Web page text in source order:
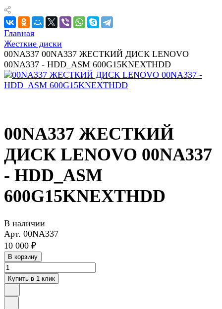
Главная
Жесткие диски
00NA337 00NA337 ЖЕСТКИЙ ДИСК LENOVO
00NA337 - HDD_ASM 600G15KNEXTHDD
00NA337 ЖЕСТКИЙ
ДИСК LENOVO 00NA337
- HDD_ASM
600G15KNEXTHDD
В наличии
Арт. 00NA337
10 000 ₽
В корзину
Купить в 1 клик